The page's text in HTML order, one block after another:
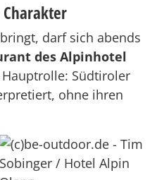
darf sich abends
des Alpinhotel
Südtiroler
ohne ihren